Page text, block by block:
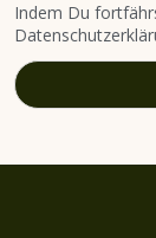
Indem Du